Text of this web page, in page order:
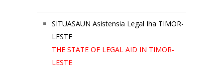
SITUASAUN Asistensia Legal Iha TIMOR-
LESTE
THE STATE OF LEGAL AID IN TIMOR-
LESTE